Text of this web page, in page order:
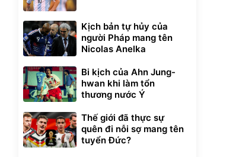
Kịch bản tự hủy của
người Pháp mang tên
Nicolas Anelka
Bi kịch của Ahn Jung-
hwan khi làm tổn
thương nước Ý
Thế giới đã thực sự
quên đi nỗi sợ mang tên
tuyển Đức?